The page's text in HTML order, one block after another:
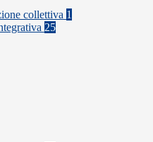
collettiva 1
25